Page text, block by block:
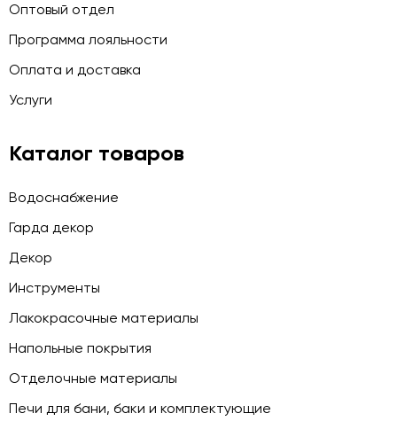
Оптовый отдел
Программа лояльности
Оплата и доставка
Услуги
Каталог товаров
Водоснабжение
Гарда декор
Декор
Инструменты
Лакокрасочные материалы
Напольные покрытия
Отделочные материалы
Печи для бани, баки и комплектующие